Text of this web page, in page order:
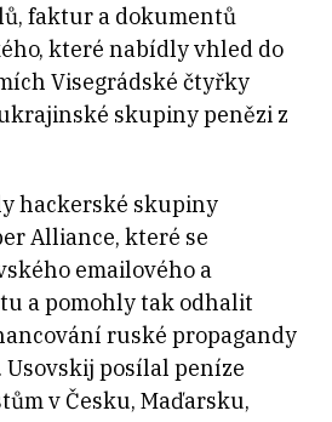
faktur a dokumentů
které nabídly vhled do
Visegrádské čtyřky
skupiny penězi z
hackerské skupiny
Alliance, které se
emailového a
a pomohly tak odhalit
ruské propagandy
Usovskij posílal peníze
v Česku, Maďarsku,